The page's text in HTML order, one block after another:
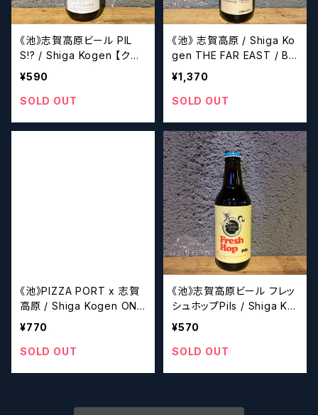
《池》志賀高原ビール PIL
S!? / Shiga Kogen 【クラ
フトビール】
¥590
SOLD OUT
《池》 志賀高原 / Shiga Ko
gen THE FAR EAST / Ba
rrel Aged Imperial Hous
e IPA 330ｍl【クラフトビー
ル】
¥1,370
SOLD OUT
《池》PIZZA PORT x 志賀
高原 / Shiga Kogen ONE
IN A THOUSAND【クラフ
¥770
SOLD OUT
《池》志賀高原ビール フレッ
シュホップPils / Shiga Ko
gen Fresh Hop Pils【クラ
¥570
SOLD OUT